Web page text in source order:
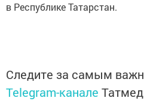
в Республике Татарстан.
Следите за самым
Telegram-канале